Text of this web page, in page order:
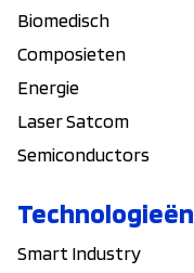
Biomedisch
Composieten
Energie
Laser Satcom
Semiconductors
Technologieën
Smart Industry